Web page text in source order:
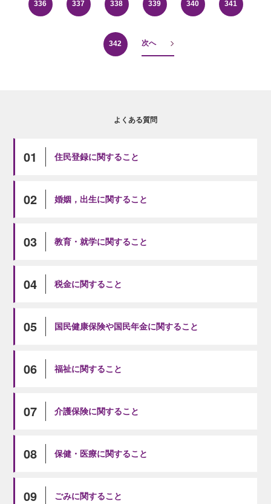
336 337 338 339 340 341
342 次へ
よくある質問
01 住民登録に関すること
02 婚姻，出生に関すること
03 教育・就学に関すること
04 税金に関すること
05 国民健康保険や国民年金に関すること
06 福祉に関すること
07 介護保険に関すること
08 保健・医療に関すること
09 ごみに関すること